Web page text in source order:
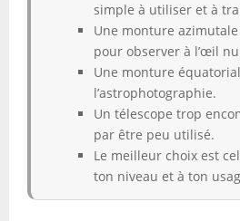
simple à utiliser et à
Une monture
pour observer à l’œil
Une monture
l’astrophotographie.
Un télescope trop
par être peu utilisé.
Le meilleur choix est
ton niveau et à ton